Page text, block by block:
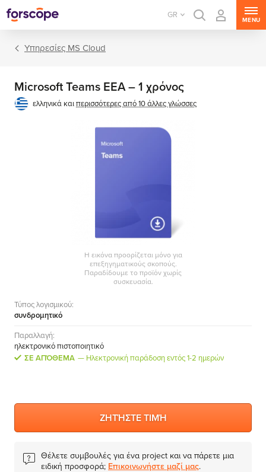
GR
MENU
Υπηρεσίες MS Cloud
Microsoft Teams EEA – 1 χρόνος
ελληνικά καιπερισσότερες από 10 άλλες γλώσσες
Η εικόνα προορίζεται μόνο για
επεξηγηματικούς σκοπούς.
Παραδίδουμε το προϊόν χωρίς
συσκευασία.
Τύπος λογισμικού:
συνδρομητικό
Παραλλαγή:
ηλεκτρονικό πιστοποιητικό
ΣΕ ΑΠΌΘΕΜΑ
Ηλεκτρονική παράδοση εντός 1-2 ημερών
ΖΗΤΉΣΤΕ ΤΙΜΉ
Θέλετε συμβουλές για ένα project και να πάρετε μια
ειδική προσφορά; Επικοινωνήστε μαζί μας.